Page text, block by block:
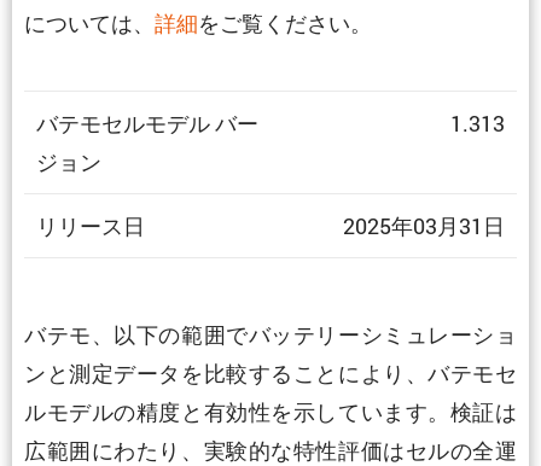
については、 詳細をご覧ください。
バテモセルモデル バー
ジョン
1.313
リリース日 2025年03月31日
バテモ、以下の範囲でバッテリーシミュレーショ
ンと測定データを比較することにより、バテモセ
ルモデルの精度と有効性を示しています。検証は
広範囲にわたり、実験的な特性評価はセルの全運